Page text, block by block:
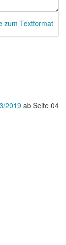
zum Textformat
2019 ab Seite 04